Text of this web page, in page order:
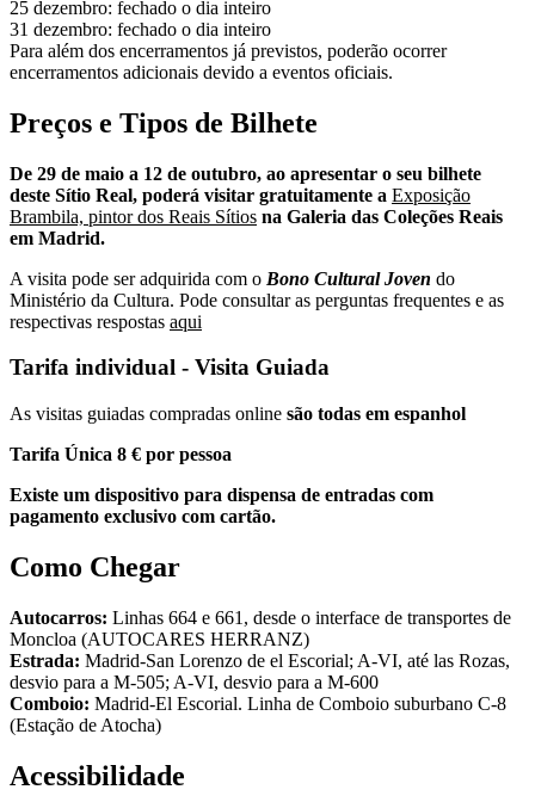
25 dezembro: fechado o dia inteiro
31 dezembro: fechado o dia inteiro
Para além dos encerramentos já previstos, poderão ocorrer
encerramentos adicionais devido a eventos oficiais.
Preços e Tipos de Bilhete
De 29 de maio a 12 de outubro, ao apresentar o seu bilhete
deste Sítio Real, poderá visitar gratuitamente a Exposição
Brambila, pintor dos Reais Sítios na Galeria das Coleções Reais
em Madrid.
A visita pode ser adquirida com o Bono Cultural Joven do
Ministério da Cultura. Pode consultar as perguntas frequentes e as
respectivas respostas aqui
Tarifa individual - Visita Guiada
As visitas guiadas compradas online são todas em espanhol
Tarifa Única 8 € por pessoa
Existe um dispositivo para dispensa de entradas com
pagamento exclusivo com cartão.
Como Chegar
Autocarros: Linhas 664 e 661, desde o interface de transportes de
Moncloa (AUTOCARES HERRANZ)
Estrada: Madrid-San Lorenzo de el Escorial; A-VI, até las Rozas,
desvio para a M-505; A-VI, desvio para a M-600
Comboio: Madrid-El Escorial. Linha de Comboio suburbano C-8
(Estação de Atocha)
Acessibilidade